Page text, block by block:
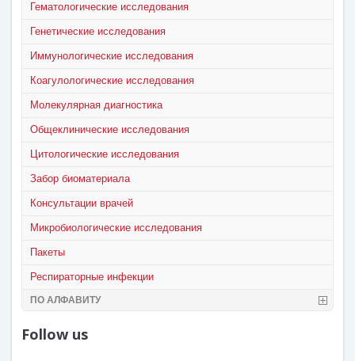
Гематологические исследования
Генетические исследования
Иммунологические исследования
Коагулологические исследования
Молекулярная диагностика
Общеклинические исследования
Цитологические исследования
Забор биоматериала
Консультации врачей
Микробиологические исследования
Пакеты
Респираторные инфекции
ПО АЛФАВИТУ
Follow us